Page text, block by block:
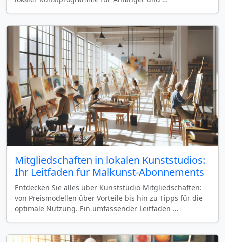
Mitgliedschaften in lokalen Kunststudios:
Ihr Leitfaden für Malkunst-Abonnements
Entdecken Sie alles über Kunststudio-Mitgliedschaften:
von Preismodellen über Vorteile bis hin zu Tipps für die
optimale Nutzung. Ein umfassender Leitfaden …